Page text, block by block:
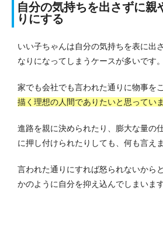
自分の気持ちを出さずに親
りにする
いい子ちゃんは自分の気持ちを表に出
なりになってしまうケースが多いです。
家でも会社でも言われた通りに物事を
描く理想の人間でありたいと思ってい
進路を親に決められたり、膨大な量の
に押し付けられたりしても、何も言えま
言われた通りにすれば怒られないから
かのように自分を抑え込んでしまいます